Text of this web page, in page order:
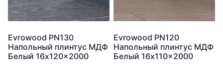
Evrowood PN130
Напольный плинтус МДФ
Белый 16x120x2000
Evrowood PN120
Напольный плинтус МДФ
Белый 16x110x2000